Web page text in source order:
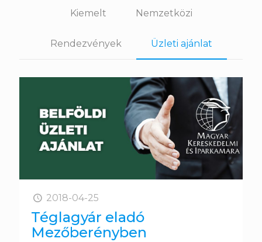
Kiemelt Nemzetközi
Rendezvények Üzleti ajánlat
2018-04-25
Téglagyár eladó
Mezőberényben